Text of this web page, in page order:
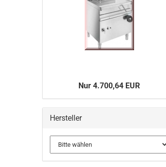
Nur 4.700,64 EUR
Hersteller